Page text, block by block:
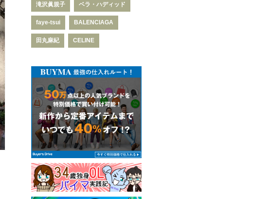
滝沢眞規子 ベラ・ハディッド
faye-tsui BALENCIAGA
田丸麻紀 CELINE